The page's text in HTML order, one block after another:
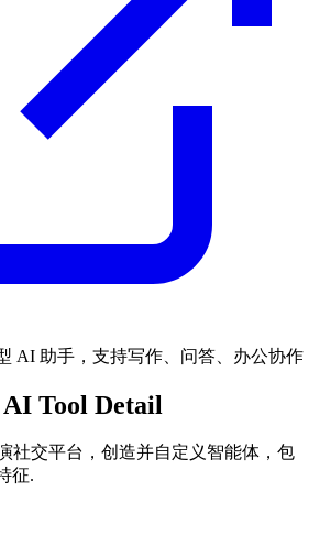
AI 助手，支持写作、问答、办公协作
Tool Detail
社交平台，创造并自定义智能体，包
征.